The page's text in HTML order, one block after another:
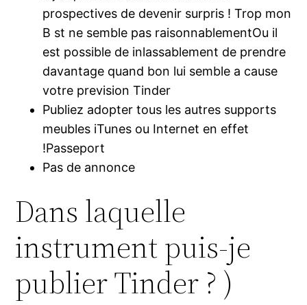
prospectives de devenir surpris ! Trop mon
B st ne semble pas raisonnablementOu il
est possible de inlassablement de prendre
davantage quand bon lui semble a cause
votre prevision Tinder
Publiez adopter tous les autres supports
meubles iTunes ou Internet en effet
!Passeport
Pas de annonce
Dans laquelle
instrument puis-je
publier Tinder ? )